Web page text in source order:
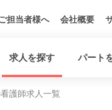
担当者様へ 会社概要
求人を探す パート
護師求人一覧